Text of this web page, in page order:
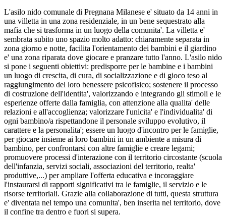
L'asilo nido comunale di Pregnana Milanese e' situato da 14 anni in
una villetta in una zona residenziale, in un bene sequestrato alla
mafia che si trasforma in un luogo della comunita'. La villetta e'
sembrata subito uno spazio molto adatto: chiaramente separata in
zona giorno e notte, facilita l'orientamento dei bambini e il giardino
e' una zona riparata dove giocare e pranzare tutto l'anno. L'asilo nido
si pone i seguenti obiettivi: predisporre per le bambine e i bambini
un luogo di crescita, di cura, di socializzazione e di gioco teso al
raggiungimento del loro benessere psicofisico; sostenere il processo
di costruzione dell'identita', valorizzando e integrando gli stimoli e le
esperienze offerte dalla famiglia, con attenzione alla qualita' delle
relazioni e all'accoglienza; valorizzare l'unicita' e l'individualita' di
ogni bambino/a rispettandone il personale sviluppo evolutivo, il
carattere e la personalita'; essere un luogo d'incontro per le famiglie,
per giocare insieme ai loro bambini in un ambiente a misura di
bambino, per confrontarsi con altre famiglie e creare legami;
promuovere processi d'interazione con il territorio circostante (scuola
dell'infanzia, servizi sociali, associazioni del territorio, realta'
produttive,...) per ampliare l'offerta educativa e incoraggiare
l'instaurarsi di rapporti significativi tra le famiglie, il servizio e le
risorse territoriali. Grazie alla collaborazione di tutti, questa struttura
e' diventata nel tempo una comunita', ben inserita nel territorio, dove
il confine tra dentro e fuori si supera.